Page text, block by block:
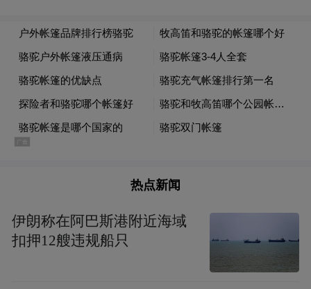
热点新闻
伊朗称在阿巴斯港附近海域
扣押12艘违规船只